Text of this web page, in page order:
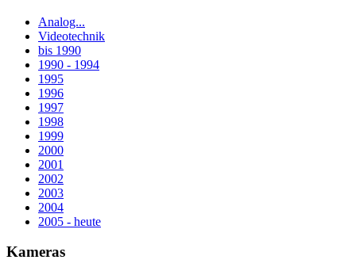
Analog...
Videotechnik
bis 1990
1990 - 1994
1995
1996
1997
1998
1999
2000
2001
2002
2003
2004
2005 - heute
Kameras